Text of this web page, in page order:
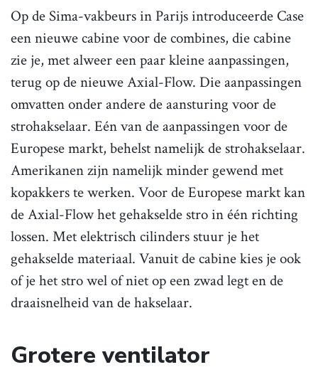
Op de Sima-vakbeurs in Parijs introduceerde Case
een nieuwe cabine voor de combines, die cabine
zie je, met alweer een paar kleine aanpassingen,
terug op de nieuwe Axial-Flow. Die aanpassingen
omvatten onder andere de aansturing voor de
strohakselaar. Eén van de aanpassingen voor de
Europese markt, behelst namelijk de strohakselaar.
Amerikanen zijn namelijk minder gewend met
kopakkers te werken. Voor de Europese markt kan
de Axial-Flow het gehakselde stro in één richting
lossen. Met elektrisch cilinders stuur je het
gehakselde materiaal. Vanuit de cabine kies je ook
of je het stro wel of niet op een zwad legt en de
draaisnelheid van de hakselaar.
Grotere ventilator